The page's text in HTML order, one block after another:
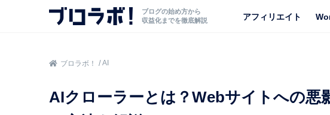
ブログの始め方から
収益化までを徹底解説
アフィリエイト
ブロラボ！ AI
AIクローラーとは？Webサイトへの悪